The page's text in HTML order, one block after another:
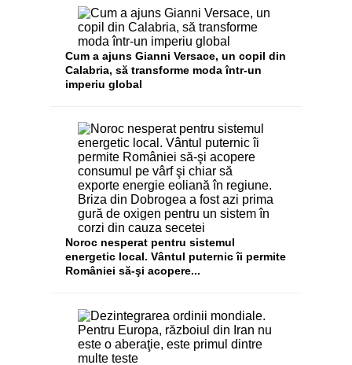
Cum a ajuns Gianni Versace, un copil din
Calabria, să transforme moda într-un
imperiu global
Noroc nesperat pentru sistemul
energetic local. Vântul puternic îi permite
României să-şi acopere...